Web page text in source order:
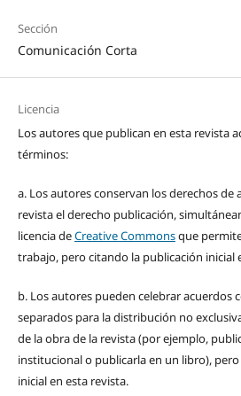
Sección
Comunicación Corta
Licencia
Los autores que publican en esta revista
términos:
a. Los autores conservan los derechos de
revista el derecho publicación,
licencia deCreative Commonsque
trabajo, pero citando la publicación inicial
b. Los autores pueden celebrar acuerdos
separados para la distribución no
de la obra de la revista (por ejemplo,
institucional o publicarla en un libro),
inicial en esta revista.